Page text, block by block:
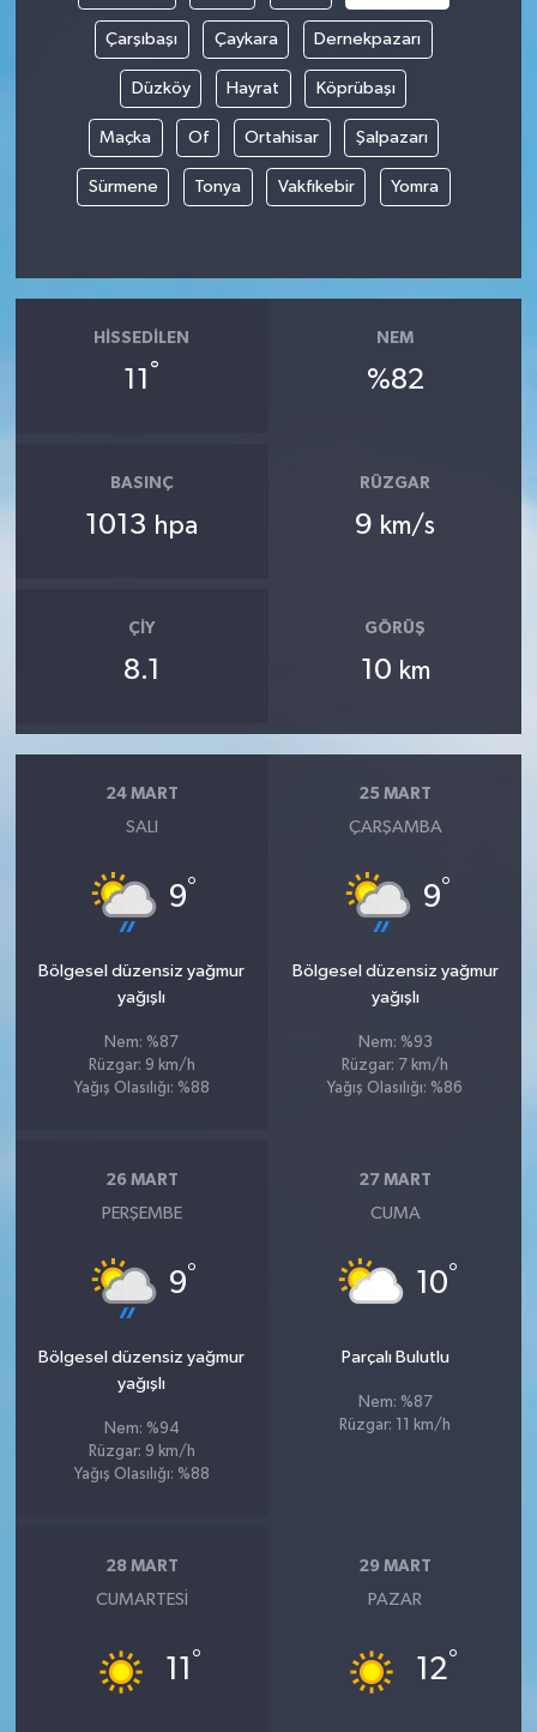
Çarşıbaşı Çaykara Dernekpazarı
Düzköy Hayrat Köprübaşı
Maçka Of Ortahisar Şalpazarı
Sürmene Tonya Vakfıkebir Yomra
HISSEDILEN
11 °
NEM
%82
BASINÇ
1013 hpa
RÜZGAR
9 km/s
ÇIY
8.1
GÖRÜŞ
10 km
24 MART
SALI
9°
Bölgesel düzensiz yağmur
yağışlı
Nem: %87
Rüzgar: 9 km/h
Yağış Olasılığı: %88
25 MART
ÇARŞAMBA
9°
Bölgesel düzensiz yağmur
yağışlı
Nem: %93
Rüzgar: 7 km/h
Yağış Olasılığı: %86
26 MART
PERŞEMBE
9°
Bölgesel düzensiz yağmur
yağışlı
Nem: %94
Rüzgar: 9 km/h
Yağış Olasılığı: %88
27 MART
CUMA
10°
Parçalı Bulutlu
Nem: %87
Rüzgar: 11 km/h
28 MART
CUMARTESI
11 °
29 MART
PAZAR
12°